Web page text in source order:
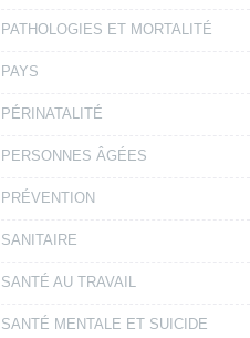
PATHOLOGIES ET MORTALITÉ
PAYS
PÉRINATALITÉ
PERSONNES ÂGÉES
PRÉVENTION
SANITAIRE
SANTÉ AU TRAVAIL
SANTÉ MENTALE ET SUICIDE